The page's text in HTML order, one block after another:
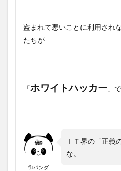
盗まれて悪いことに利用され
たちが
「ホワイトハッカー 」
御パンダ
ＩＴ界の「正義
な。